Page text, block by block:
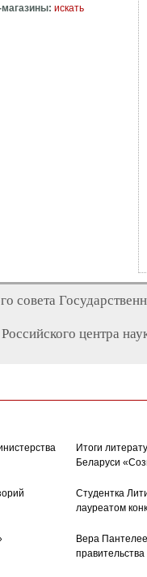
искать
совета
центра
Итоги
Беларуси
Студентка
лауреатом
Вера